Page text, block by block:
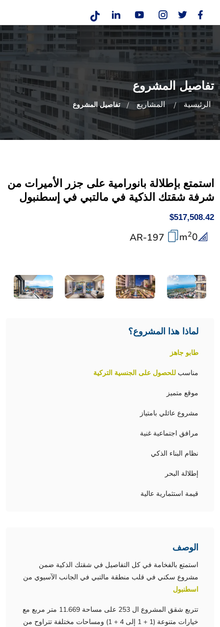
تفاصيل المشروع
الرئيسية المشاريع تفاصيل المشروع
استمتع بإطلالة بانورامية على جزر الأميرات من
شرفة شقتك الذكية في مالتبي في إسطنبول
$517,508.42
0
m2
لماذا هذا المشروع؟
طابو جاهز
مناسب للحصول على الجنسية التركية
موقع متميز
مشروع عائلي بامتياز
مرافق اجتماعية غنية
نظام البناء الذكي
إطلالة البحر
قيمة استثمارية عالية
الوصف
استمتع بالفخامة في كل التفاصيل في شقتك الذكية ضمن
مشروع سكني في قلب منطقة مالتبي في الجانب الآسيوي من
اسطنبول
تتربع شقق المشروع ال 253 على مساحة 11.669 متر مربع مع
خيارات متنوعة (1 + 1 إلى 4 + 1) ومساحات مختلفة تتراوح من